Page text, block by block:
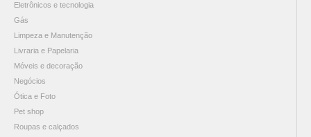
Eletrônicos e tecnologia
Gás
Limpeza e Manutenção
Livraria e Papelaria
Móveis e decoração
Negócios
Ótica e Foto
Pet shop
Roupas e calçados